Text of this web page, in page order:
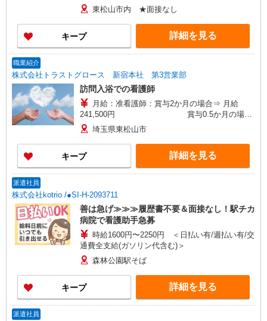
東松山市内 ★面接なし
キープ 詳細を見る
職業紹介
株式会社トラストグロース 新宿本社 第3営業部
訪問入浴での看護師
月給：准看護師：賞与2か月の場合⇒ 月給
241,500円 賞与0.5か月の場合
⇒月給261,500円 看護師：賞与2か月の場合
⇒ 月給246,500円 賞与0.5か月の場
合⇒月給266,500円 ※賞与基準の選択可
埼玉県東松山市
キープ 詳細を見る
派遣社員
株式会社kotrio /●SI-H-2093711
善は急げ≫≫≫履歴書不要＆面接なし！駅チカ
病院で看護助手急募
時給1600円〜2250円 ＜日払い有/週払い有/交
通費全支給(ガソリン代含む)＞
森林公園駅そば
キープ 詳細を見る
派遣社員